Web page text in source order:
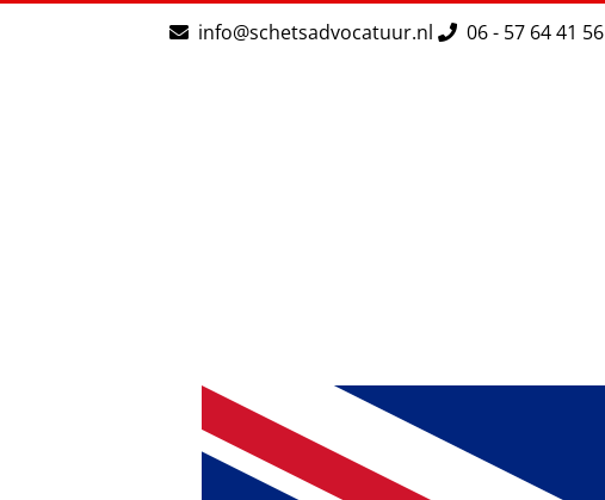
info@schetsadvocatuur.nl 06 - 57 64 41 56